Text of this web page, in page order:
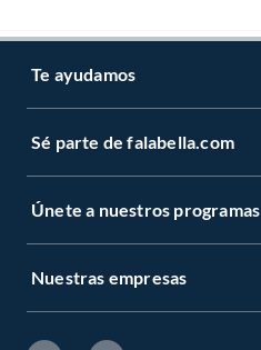
Te ayudamos
Sé parte de falabella.com
Únete a nuestros programas
Nuestras empresas